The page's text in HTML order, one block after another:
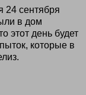
24 сентября
в дом
этот день будет
которые в